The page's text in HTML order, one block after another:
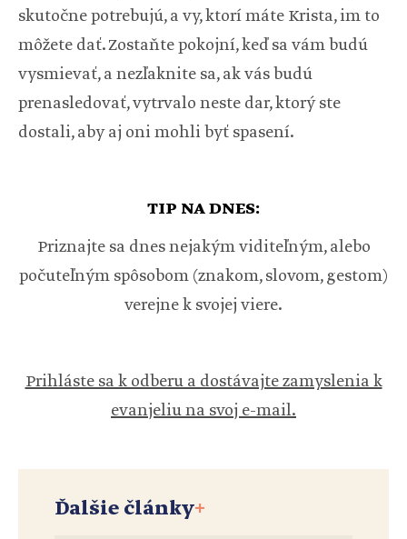
skutočne potrebujú, a vy, ktorí máte Krista, im to
môžete dať. Zostaňte pokojní, keď sa vám budú
vysmievať, a nezľaknite sa, ak vás budú
prenasledovať, vytrvalo neste dar, ktorý ste
dostali, aby aj oni mohli byť spasení.
TIP NA DNES:
Priznajte sa dnes nejakým viditeľným, alebo
počuteľným spôsobom (znakom, slovom, gestom)
verejne k svojej viere.
Prihláste sa k odberu a dostávajte zamyslenia k
evanjeliu na svoj e-mail.
Ďalšie články+